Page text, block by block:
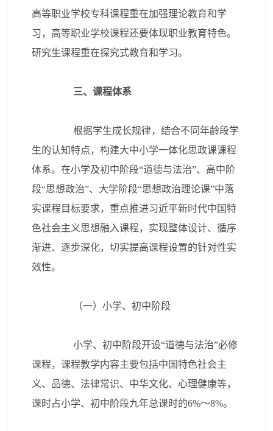
高等职业学校专科课程重在加强理论教育和学
习，高等职业学校课程还要体现职业教育特色。
研究生课程重在探究式教育和学习。
三、课程体系
根据学生成长规律，结合不同年龄段学
生的认知特点，构建大中小学一体化思政课课程
体系。在小学及初中阶段“道德与法治”、高中阶
段“思想政治”、大学阶段“思想政治理论课”中落
实课程目标要求，重点推进习近平新时代中国特
色社会主义思想融入课程，实现整体设计、循序
渐进、逐步深化，切实提高课程设置的针对性实
效性。
（一）小学、初中阶段
小学、初中阶段开设“道德与法治”必修
课程，课程教学内容主要包括中国特色社会主
义、品德、法律常识、中华文化、心理健康等，
课时占小学、初中阶段九年总课时的6%～8%。